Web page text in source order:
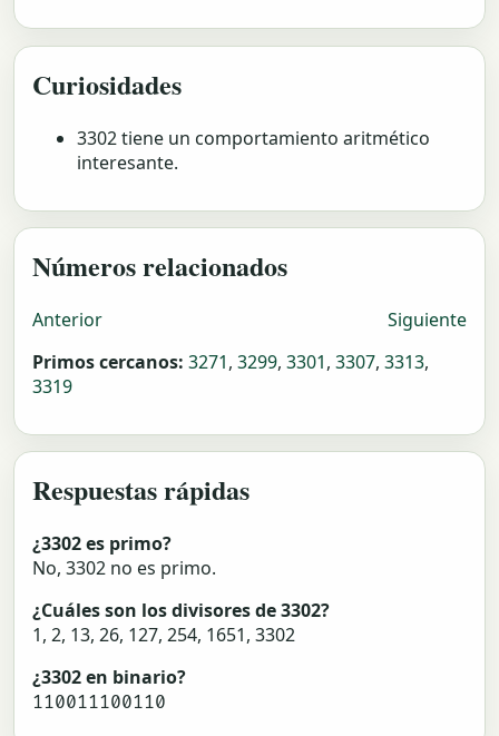
Curiosidades
3302 tiene un comportamiento aritmético
interesante.
Números relacionados
Anterior
Siguiente
Primos cercanos: 3271, 3299, 3301, 3307, 3313,
3319
Respuestas rápidas
¿3302 es primo?
No, 3302 no es primo.
¿Cuáles son los divisores de 3302?
1, 2, 13, 26, 127, 254, 1651, 3302
¿3302 en binario?
110011100110